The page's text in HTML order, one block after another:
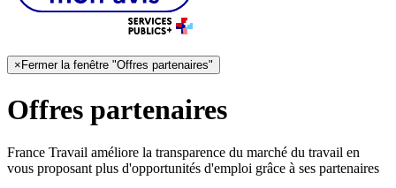
× Fermer la fenêtre "Offres partenaires"
Offres partenaires
France Travail améliore la transparence du marché du travail en
vous proposant plus d'opportunités d'emploi grâce à ses partenaires